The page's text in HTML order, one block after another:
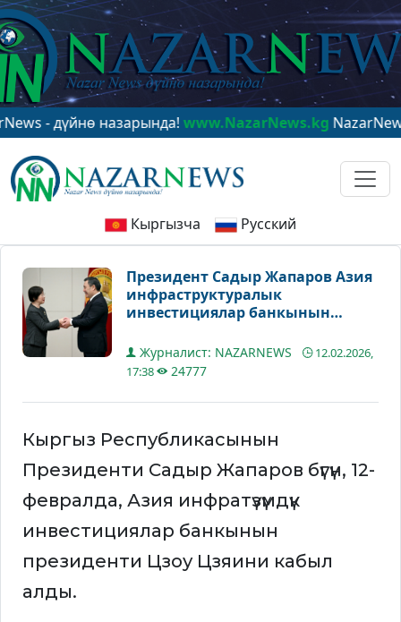
назарында!www.NazarNews.kgNazarNews - в
Кыргызча Русский
Президент Садыр Жапаров Азия
инфраструктуралык
инвестициялар банкынын
алды
Журналист: NAZARNEWS
12.02.2026,
17:38
24777
Кыргыз Республикасынын
Президенти Садыр Жапаров бүгүн, 12-
февралда, Азия инфратүзүмдүк
инвестициялар банкынын
президенти Цзоу Цзяини кабыл
алды.